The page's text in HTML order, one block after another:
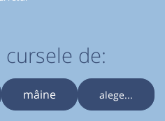
de:
mâine alege...